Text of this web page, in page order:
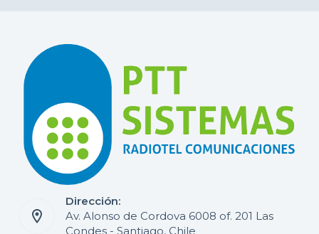
Dirección:
Av. Alonso de Cordova 6008 of. 201 Las
Condes - Santiago, Chile